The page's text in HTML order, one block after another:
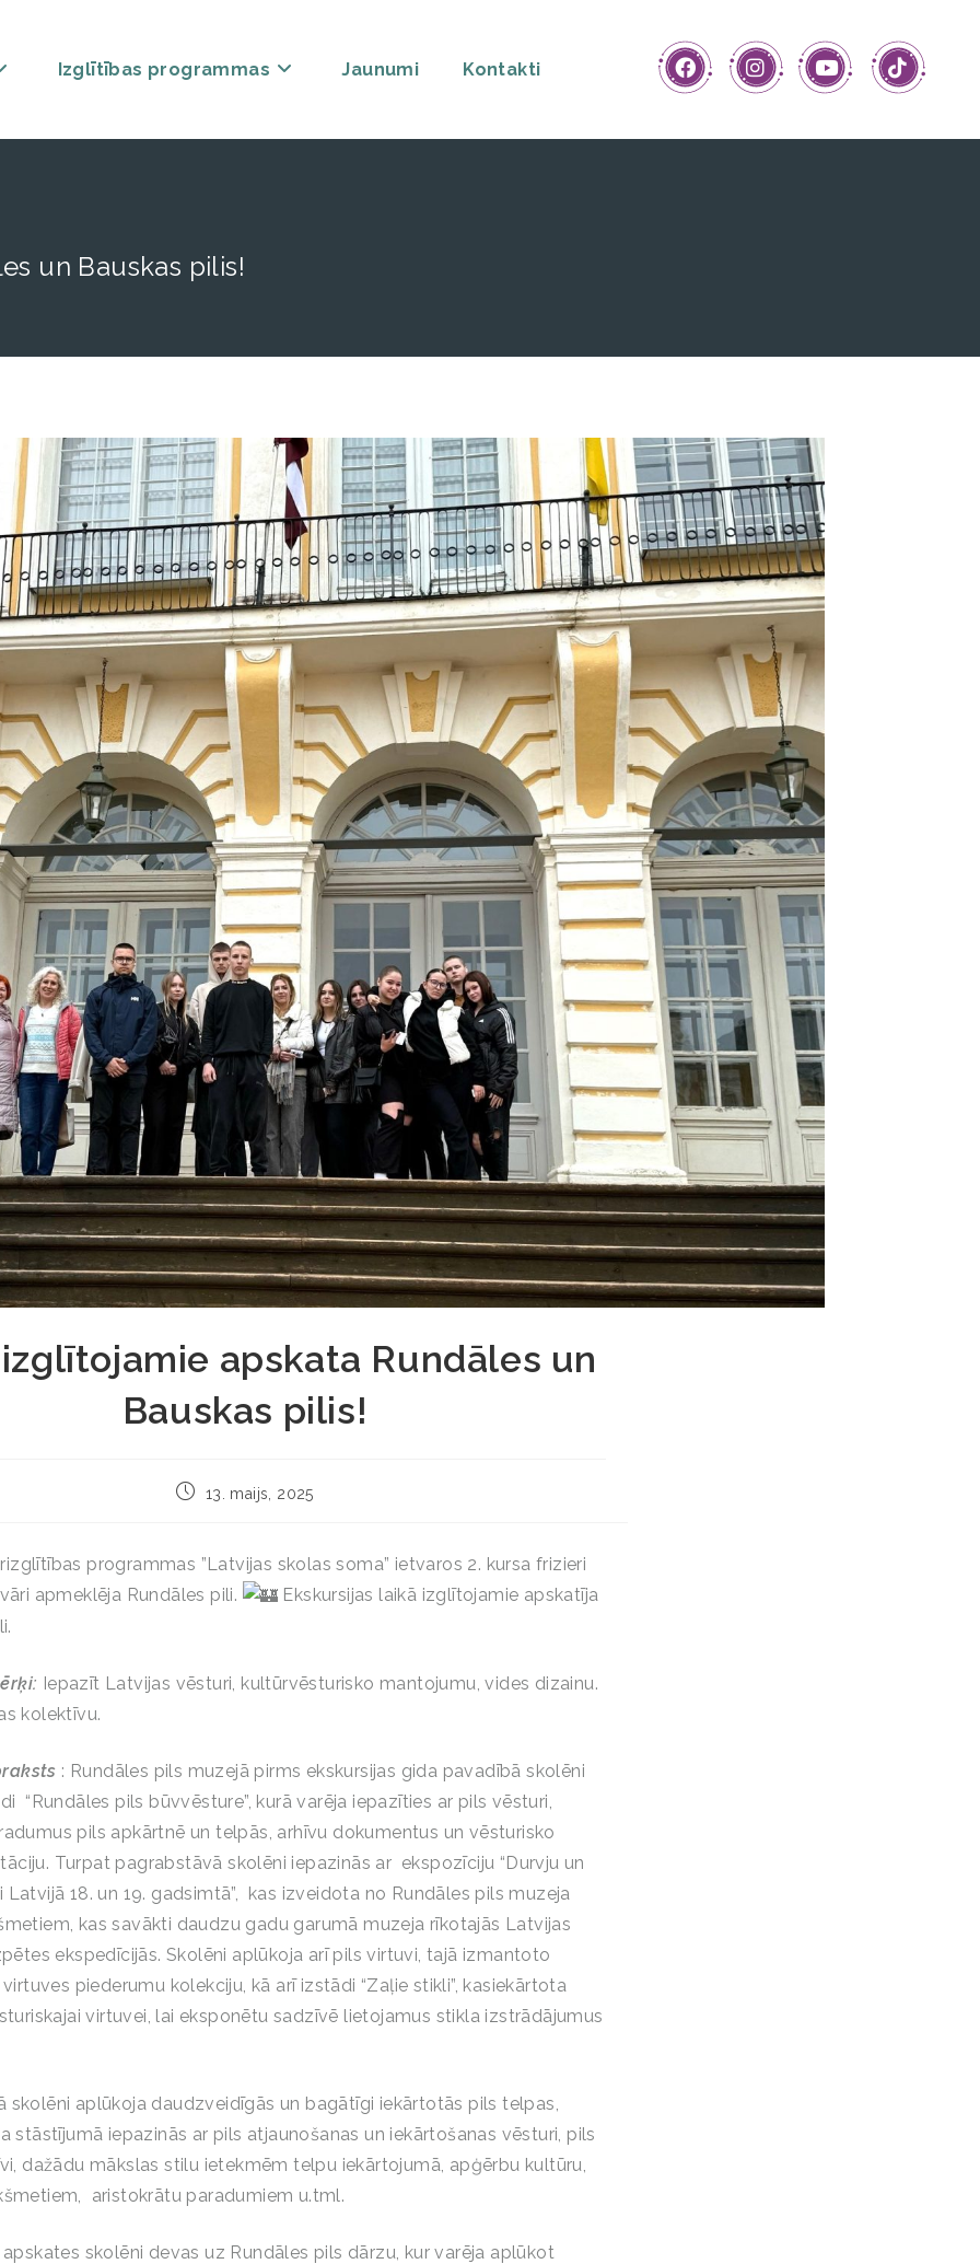
Izglītības programmas Jaunumi Kontakti
un Bauskas pilis!
izglītojamie apskata Rundāles un
Bauskas pilis!
13. maijs, 2025
programmas ”Latvijas skolas soma” ietvaros 2. kursa frizieri
apmeklēja Rundāles pili.
Ekskursijas laikā izglītojamie apskatīja
Iepazīt Latvijas vēsturi, kultūrvēsturisko mantojumu, vides dizainu.
kolektīvu.
: Rundāles pils muzejā pirms ekskursijas gida pavadībā skolēni
“Rundāles pils būvvēsture”, kurā varēja iepazīties ar pils vēsturi,
pils apkārtnē un telpās, arhīvu dokumentus un vēsturisko
Turpat pagrabstāvā skolēni iepazinās ar ekspozīciju “Durvju un
18. un 19. gadsimtā”, kas izveidota no Rundāles pils muzeja
kas savākti daudzu gadu garumā muzeja rīkotajās Latvijas
ekspedīcijās. Skolēni aplūkoja arī pils virtuvi, tajā izmantoto
piederumu kolekciju, kā arī izstādi “Zaļie stikli”, kasiekārtota
virtuvei, lai eksponētu sadzīvē lietojamus stikla izstrādājumus
skolēni aplūkoja daudzveidīgās un bagātīgi iekārtotās pils telpas,
stāstījumā iepazinās ar pils atjaunošanas un iekārtošanas vēsturi, pils
dažādu mākslas stilu ietekmēm telpu iekārtojumā, apģērbu kultūru,
aristokrātu paradumiem u.tml.
skolēni devas uz Rundāles pils dārzu, kur varēja aplūkot